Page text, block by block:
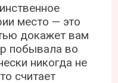
место — это
докажет вам
побывала во
никогда не
считает